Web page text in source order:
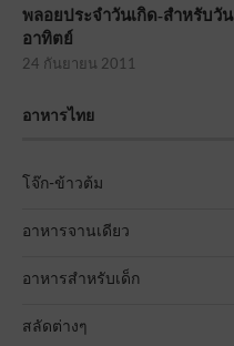
พลอยประจำวันเกิด-สำหรับวัน
อาทิตย์
24 กันยายน 2011
อาหารไทย
โจ๊ก-ข้าวต้ม
อาหารจานเดียว
อาหารสำหรับเด็ก
สลัดต่างๆ